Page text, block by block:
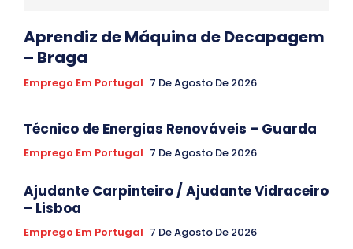
Aprendiz de Máquina de Decapagem
– Braga
Emprego Em Portugal 7 De Agosto De 2026
Técnico de Energias Renováveis – Guarda
Emprego Em Portugal 7 De Agosto De 2026
Ajudante Carpinteiro / Ajudante Vidraceiro
– Lisboa
Emprego Em Portugal 7 De Agosto De 2026